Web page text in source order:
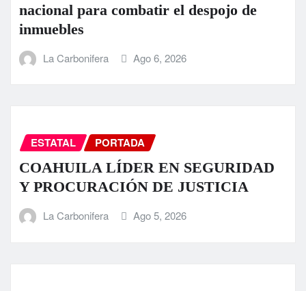
nacional para combatir el despojo de
inmuebles
La Carbonifera Ago 6, 2026
ESTATAL PORTADA
COAHUILA LÍDER EN SEGURIDAD
Y PROCURACIÓN DE JUSTICIA
La Carbonifera Ago 5, 2026